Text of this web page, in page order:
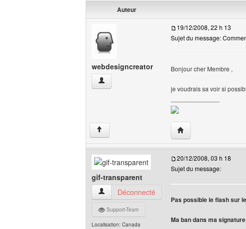
Auteur
webdesigncreator
webdesigncreator Voir le profil de l'utilisateur
19/12/2008, 22 h 13
Sujet du message:
Bonjour cher Membre ,
je voudrais sa voir si
↑ Visiter le site web de
gif-transparent
gif-transparent Voir le profil de l'utilisateur
Déconnecté
Support-Team
Localisation: Canada
20/12/2008, 03 h 18
Sujet du message:
Pas possible le flash sur
Ma ban dans ma